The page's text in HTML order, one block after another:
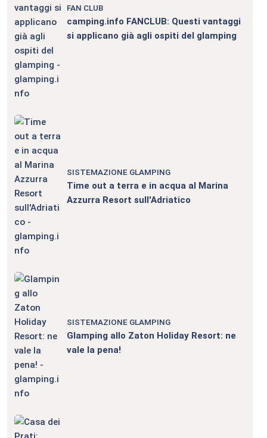
FAN CLUB
camping.info FANCLUB: Questi vantaggi
si applicano già agli ospiti del glamping
SISTEMAZIONE GLAMPING
Time out a terra e in acqua al Marina
Azzurra Resort sull'Adriatico
SISTEMAZIONE GLAMPING
Glamping allo Zaton Holiday Resort: ne
vale la pena!